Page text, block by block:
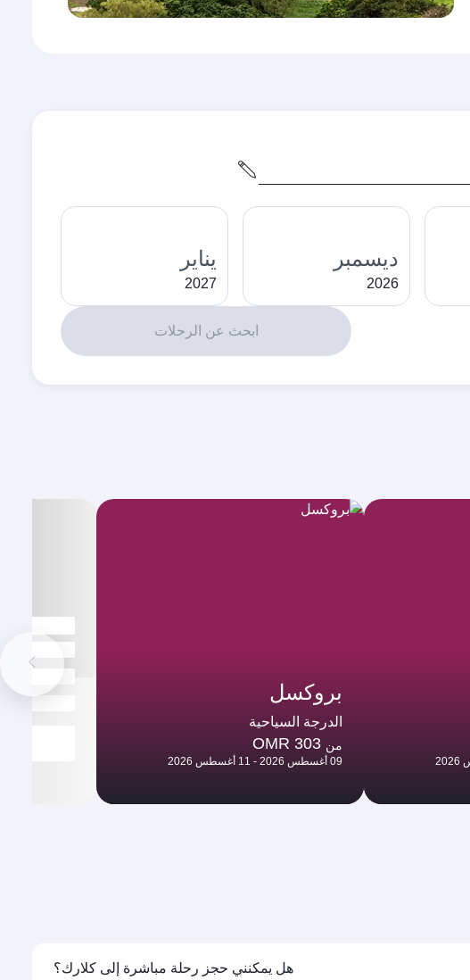
ديسمبر
2026
يناير
2027
ابحث عن الرحلات
بروكسل
الدرجة السياحية
من OMR 303
09 أغسطس 2026 - 11 أغسطس 2026
هل يمكنني حجز رحلة مباشرة إلى كلارك؟